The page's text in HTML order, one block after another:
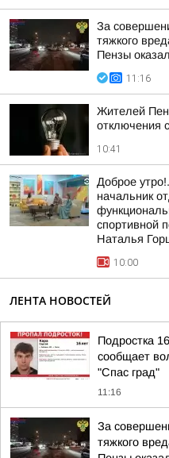
За
тяжкого
Пензы
11:16
Жителей
отключения
10:41
Доброе
начальник
спортивной
Наталья
10:00
ЛЕНТА НОВОСТЕЙ
Подростка
сообщает
"Спас град"
11:16
За
тяжкого